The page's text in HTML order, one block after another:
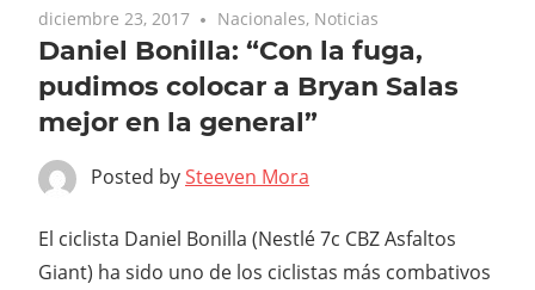
diciembre 23, 2017 Nacionales, Noticias
Daniel Bonilla: “Con la fuga,
pudimos colocar a Bryan Salas
mejor en la general”
Posted bySteeven Mora
El ciclista Daniel Bonilla (Nestlé 7c CBZ Asfaltos
Giant) ha sido uno de los ciclistas más combativos